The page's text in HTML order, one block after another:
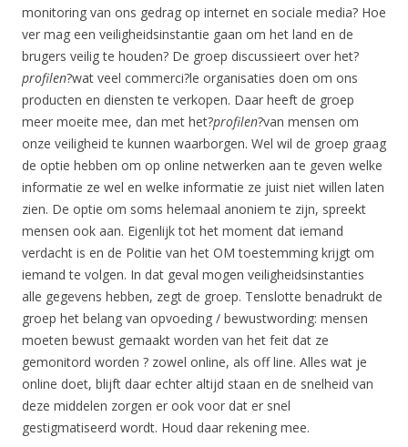
monitoring van ons gedrag op internet en sociale media? Hoe
ver mag een veiligheidsinstantie gaan om het land en de
brugers veilig te houden? De groep discussieert over het?
profilen?wat veel commerci?le organisaties doen om ons
producten en diensten te verkopen. Daar heeft de groep
meer moeite mee, dan met het?profilen?van mensen om
onze veiligheid te kunnen waarborgen. Wel wil de groep graag
de optie hebben om op online netwerken aan te geven welke
informatie ze wel en welke informatie ze juist niet willen laten
zien. De optie om soms helemaal anoniem te zijn, spreekt
mensen ook aan. Eigenlijk tot het moment dat iemand
verdacht is en de Politie van het OM toestemming krijgt om
iemand te volgen. In dat geval mogen veiligheidsinstanties
alle gegevens hebben, zegt de groep. Tenslotte benadrukt de
groep het belang van opvoeding / bewustwording: mensen
moeten bewust gemaakt worden van het feit dat ze
gemonitord worden ? zowel online, als off line. Alles wat je
online doet, blijft daar echter altijd staan en de snelheid van
deze middelen zorgen er ook voor dat er snel
gestigmatiseerd wordt. Houd daar rekening mee.